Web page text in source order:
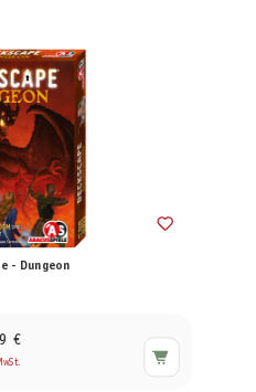
- Dungeon
€